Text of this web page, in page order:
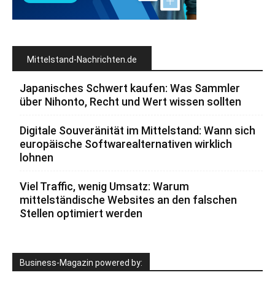
Mittelstand-Nachrichten.de
Japanisches Schwert kaufen: Was Sammler
über Nihonto, Recht und Wert wissen sollten
Digitale Souveränität im Mittelstand: Wann sich
europäische Softwarealternativen wirklich
lohnen
Viel Traffic, wenig Umsatz: Warum
mittelständische Websites an den falschen
Stellen optimiert werden
Business-Magazin powered by: